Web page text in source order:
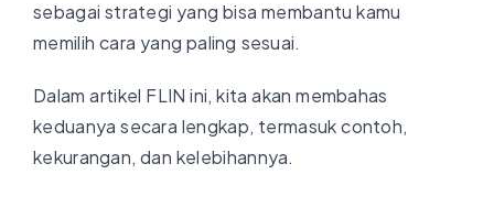
sebagai strategi yang bisa membantu kamu
memilih cara yang paling sesuai.
Dalam artikel FLIN ini, kita akan membahas
keduanya secara lengkap, termasuk contoh,
kekurangan, dan kelebihannya.